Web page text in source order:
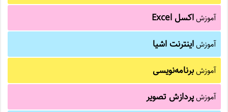
آموزشاکسل Excel
آموزشاینترنت اشیا
آموزشبرنامه‌نویسی
آموزشپردازش تصویر